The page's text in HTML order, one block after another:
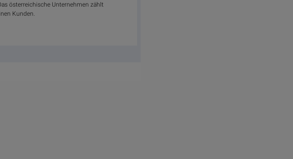
österreichische Unternehmen zählt
Kunden.